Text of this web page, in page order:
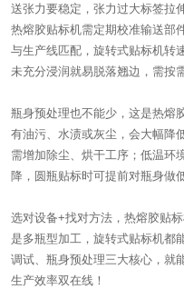
送张力要稳定，张力过大标签拉
热熔胶贴标机需定期校准输送部
与生产线匹配，旋转式贴标机转
未充分浸润就易脱落翘边，需按
瓶身预处理也不能少，这是热熔
有油污、水渍或灰尘，会大幅降
需增加除尘、烘干工序；低温环
降，圆瓶贴标时可提前对瓶身做
选对设备+找对方法，热熔胶贴
是多瓶型加工，旋转式贴标机都
调试、瓶身预处理三大核心，就
生产效率双在线！